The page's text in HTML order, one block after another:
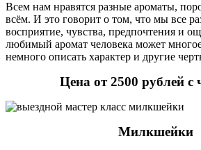
Всем нам нравятся разные ароматы,
всём. И это говорит о том, что мы все
восприятие, чувства, предпочтения и
любимый аромат человека может
немного описать характер и другие
Цена от 2500 рублей с
Милкшейки